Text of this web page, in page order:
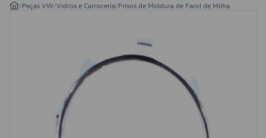
/Peças VW/Vidros e Carroceria/Frisos de Moldura de Farol de Milha